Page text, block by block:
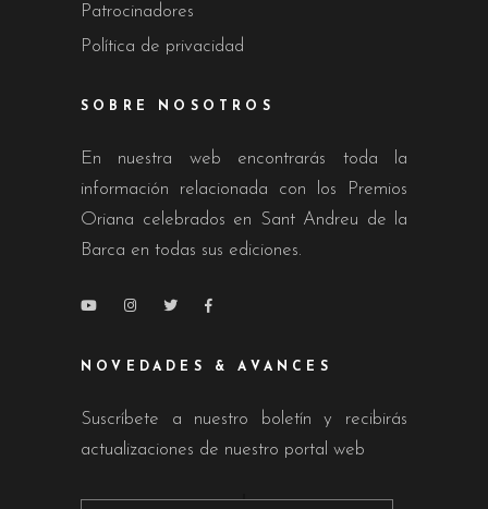
Patrocinadores
Política de privacidad
SOBRE NOSOTROS
En nuestra web encontrarás toda la
información relacionada con los Premios
Oriana celebrados en Sant Andreu de la
Barca en todas sus ediciones.
NOVEDADES & AVANCES
Suscríbete a nuestro boletín y recibirás
actualizaciones de nuestro portal web